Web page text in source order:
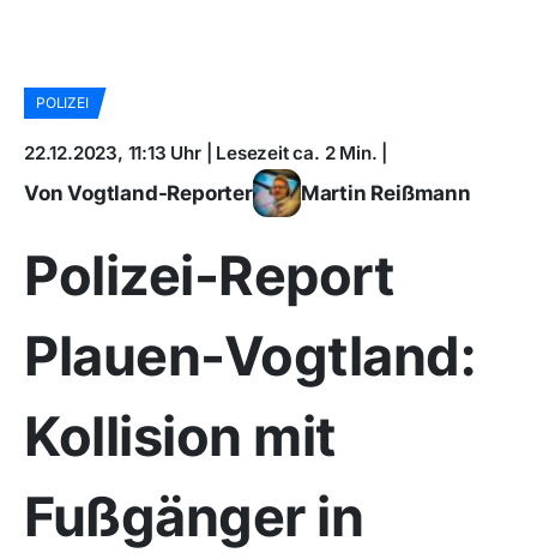
POLIZEI
22.12.2023, 11:13 Uhr | Lesezeit ca. 2 Min. |
Von Vogtland-Reporter Martin Reißmann
Polizei-Report
Plauen-Vogtland:
Kollision mit
Fußgänger in